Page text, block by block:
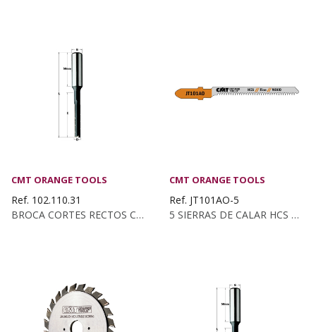
CMT ORANGE TOOLS
Ref. 102.110.31
BROCA CORTES RECTOS C/ROMP. KSS D:11 Z2...
CMT ORANGE TOOLS
Ref. JT101AO-5
5 SIERRAS DE CALAR HCS PARA MADERA RECTA Y DE...